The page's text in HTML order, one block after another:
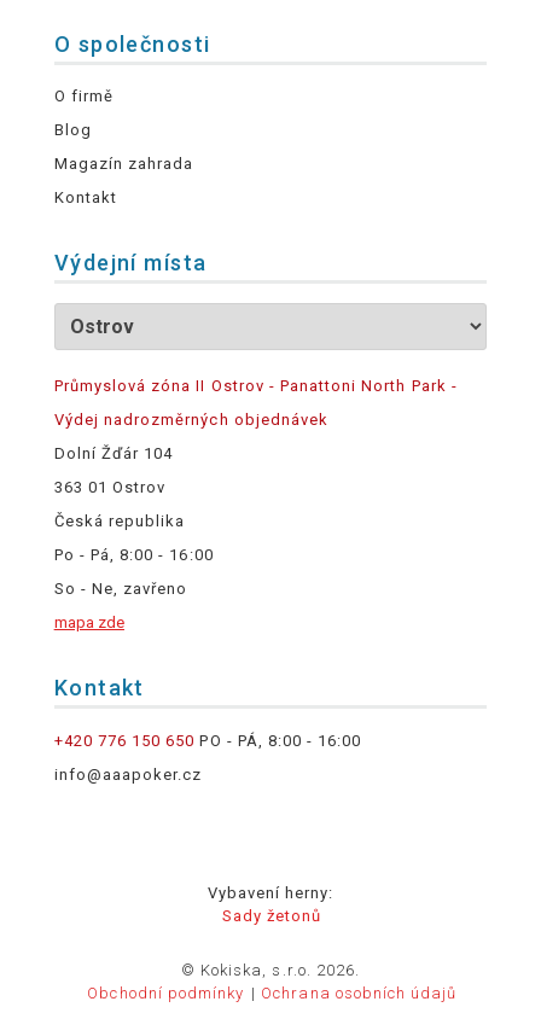
O společnosti
O firmě
Blog
Magazín zahrada
Kontakt
Výdejní místa
Průmyslová zóna II Ostrov - Panattoni North Park -
Výdej nadrozměrných objednávek
Dolní Žďár 104
363 01 Ostrov
Česká republika
Po - Pá, 8:00 - 16:00
So - Ne, zavřeno
mapa zde
Kontakt
+420 776 150 650 PO - PÁ, 8:00 - 16:00
info@aaapoker.cz
Vybavení herny:
Sady žetonů
© Kokiska, s.r.o. 2026.
Obchodní podmínky
Ochrana osobních údajů